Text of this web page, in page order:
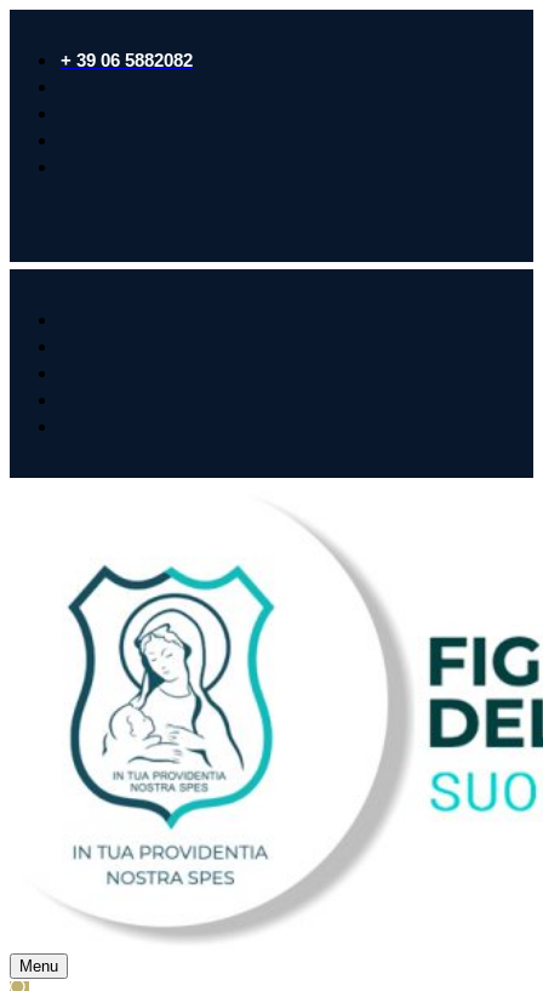
+ 39 06 5882082
Menu